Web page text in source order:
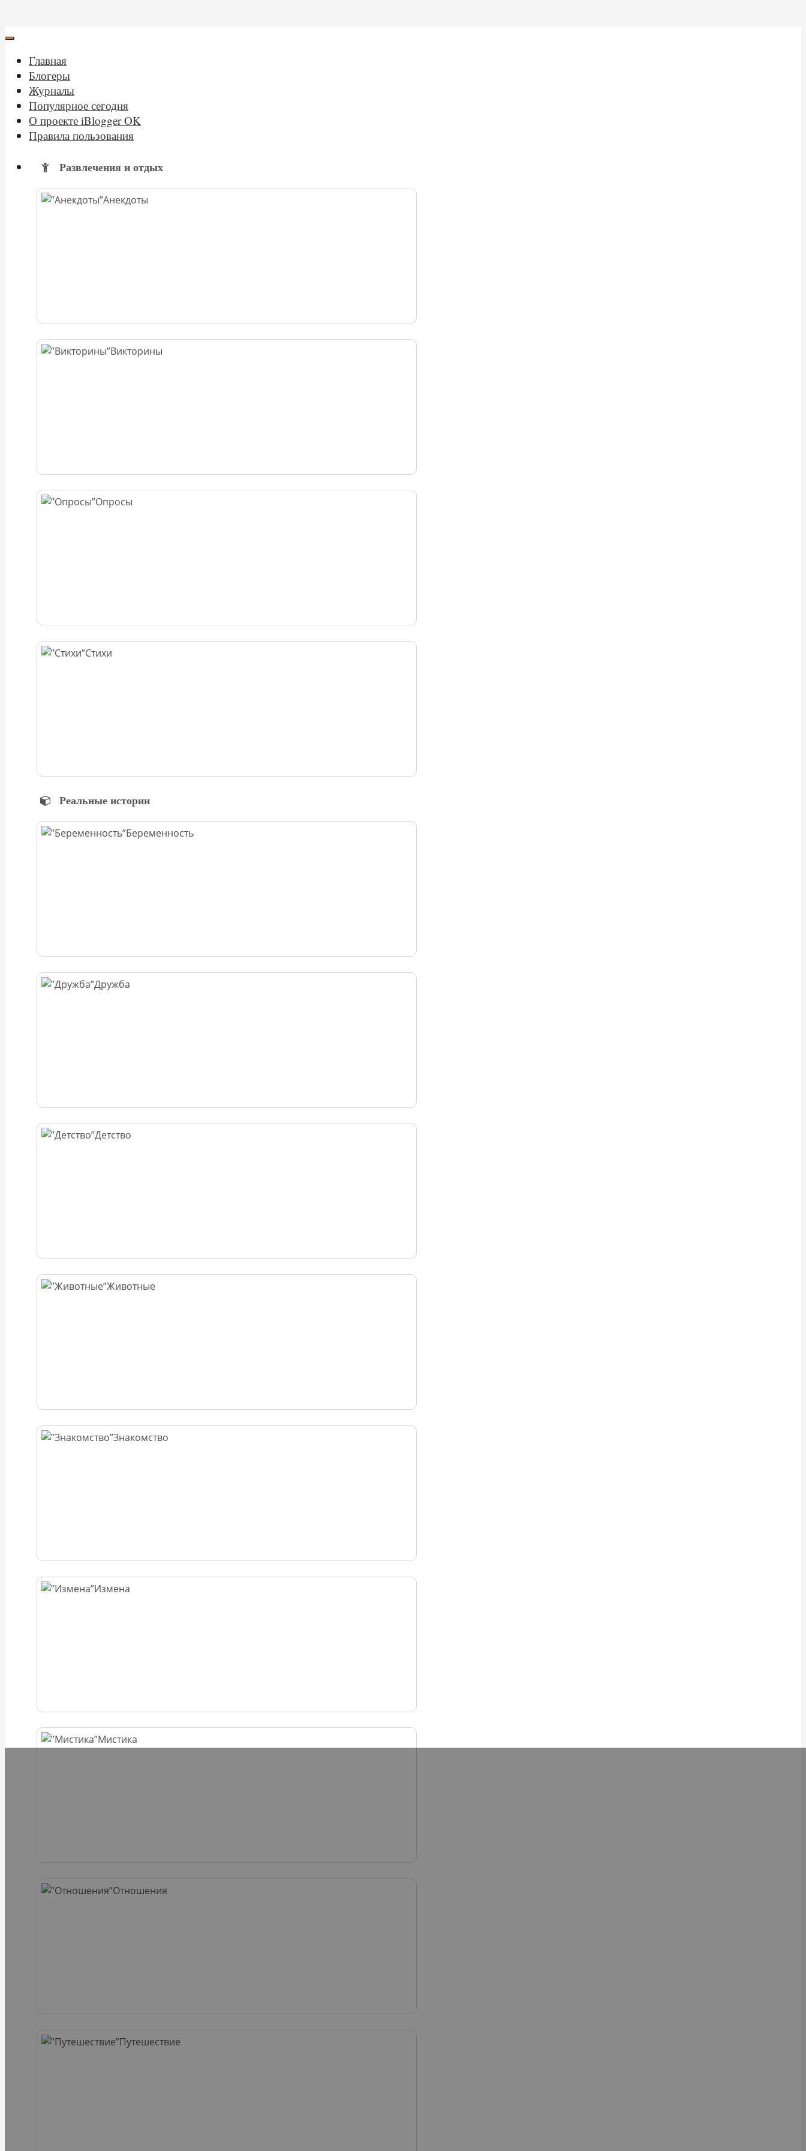
Главная
Блогеры
Журналы
Популярное сегодня
О проекте iBlogger OK
Правила пользования
Развлечения и отдых
Анекдоты
Викторины
Опросы
Стихи
Реальные истории
Беременность
Дружба
Детство
Животные
Знакомство
Измена
Мистика
Отношения
Путешествие